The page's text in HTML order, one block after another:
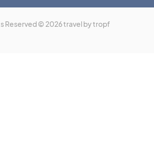
Reserved © 2026 travel by tropf